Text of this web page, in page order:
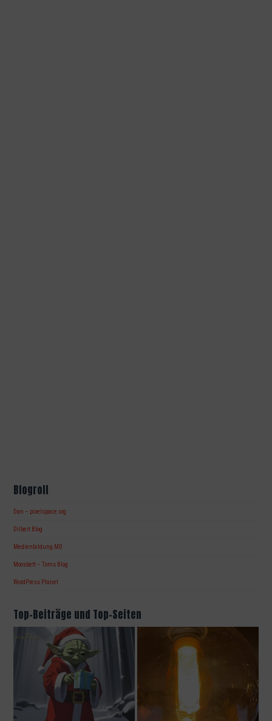
Blogroll
Dan – pixelspace.org
Dilbert Blog
Medienbildung MD
Moosbett – Toms Blog
WordPress Planet
Top-Beiträge und Top-Seiten